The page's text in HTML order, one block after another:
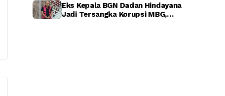
Eks Kepala BGN Dadan Hindayana
Jadi Tersangka Korupsi MBG,